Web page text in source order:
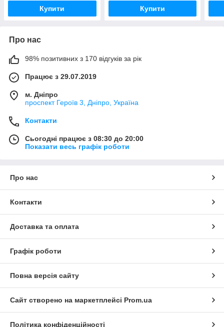
Купити Купити
Про нас
98% позитивних з 170 відгуків за рік
Працює з 29.07.2019
м. Дніпро
проспект Героїв 3, Дніпро, Україна
Контакти
Сьогодні працює з 08:30 до 20:00
Показати весь графік роботи
Про нас
Контакти
Доставка та оплата
Графік роботи
Повна версія сайту
Сайт створено на маркетплейсі Prom.ua
Політика конфіденційності